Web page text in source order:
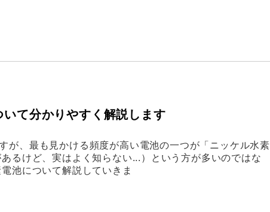
て分かりやすく解説します
が、最も見かける頻度が高い電池の一つが「ニッケル水素
るけど、実はよく知らない...）という方が多いのではな
池について解説していきま